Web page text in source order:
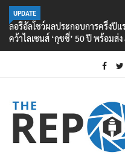
UPDATE
ลอรีอัลโชว์ผลประกอบการครึ่งปีแ
คว้าไลเซนส์ ‘กุชชี่’ 50 ปี พร้อมส่